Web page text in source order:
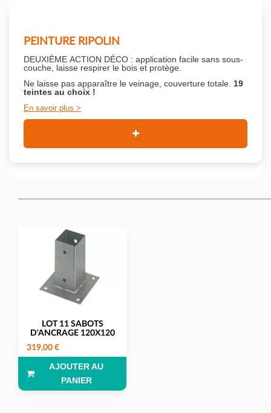
PEINTURE RIPOLIN
DEUXIÈME ACTION DÉCO : application facile sans sous-
couche, laisse respirer le bois et protège.
Ne laisse pas apparaître le veinage, couverture totale. 19
teintes au choix !
En savoir plus
LOT 11 SABOTS
D'ANCRAGE 120X120
319,00 €
AJOUTER AU
PANIER